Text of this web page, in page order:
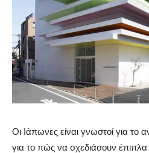
Οι Ιάπωνες είναι γνωστοί για το
για το πώς να σχεδιάσουν